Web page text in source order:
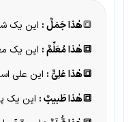
🔳هٰذا جَمَلٌ : این یک
🔳هٰذا مُعَلِّمٌ : این یک
🔳هٰذا عَلِیٌّ : این علی
🔳هٰذا طَبیبٌ : این یک